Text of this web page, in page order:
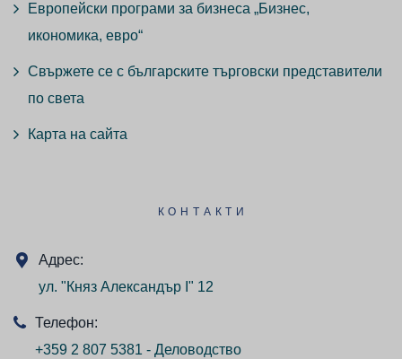
Европейски програми за бизнеса „Бизнес,
икономика, евро“
Свържете се с българските търговски представители
по света
Карта на сайта
КОНТАКТИ
Адрес:
ул. "Княз Александър I" 12
Телефон:
+359 2 807 5381 - Деловодство